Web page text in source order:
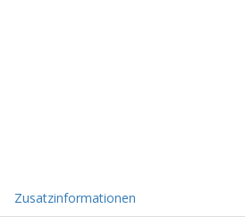
Zusatzinformationen